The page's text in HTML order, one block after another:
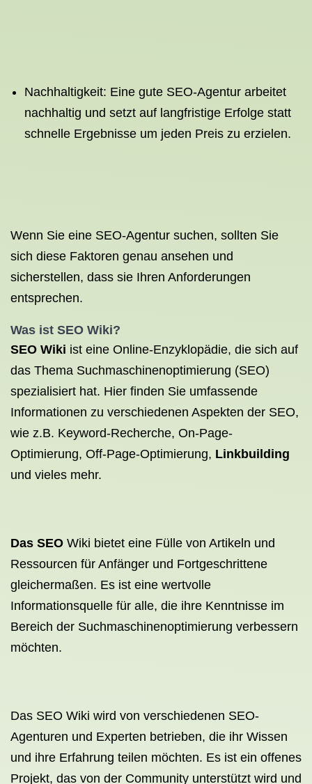
Nachhaltigkeit: Eine gute SEO-Agentur arbeitet
nachhaltig und setzt auf langfristige Erfolge statt
schnelle Ergebnisse um jeden Preis zu erzielen.
Wenn Sie eine SEO-Agentur suchen, sollten Sie
sich diese Faktoren genau ansehen und
sicherstellen, dass sie Ihren Anforderungen
entsprechen.
Was ist SEO Wiki?
SEO Wiki ist eine Online-Enzyklopädie, die sich auf
das Thema Suchmaschinenoptimierung (SEO)
spezialisiert hat. Hier finden Sie umfassende
Informationen zu verschiedenen Aspekten der SEO,
wie z.B. Keyword-Recherche, On-Page-
Optimierung, Off-Page-Optimierung, Linkbuilding
und vieles mehr.
Das SEO Wiki bietet eine Fülle von Artikeln und
Ressourcen für Anfänger und Fortgeschrittene
gleichermaßen. Es ist eine wertvolle
Informationsquelle für alle, die ihre Kenntnisse im
Bereich der Suchmaschinenoptimierung verbessern
möchten.
Das SEO Wiki wird von verschiedenen SEO-
Agenturen und Experten betrieben, die ihr Wissen
und ihre Erfahrung teilen möchten. Es ist ein offenes
Projekt, das von der Community unterstützt wird und